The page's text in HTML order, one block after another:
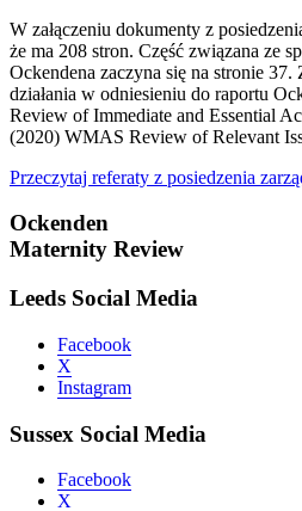
W załączeniu dokumenty z
że ma 208 stron. Część związana ze
Ockendena zaczyna się na stronie
działania w odniesieniu do raportu
Review of Immediate and Essential
(2020) WMAS Review of Relevant
Przeczytaj referaty z posiedzenia
Ockenden
Maternity Review
Leeds Social Media
Facebook
X
Instagram
Sussex Social Media
Facebook
X